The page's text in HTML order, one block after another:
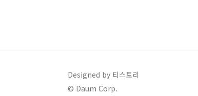
라인 입사지원하면 된다. 공통 응시자격
은 ▲국내외 4년제 대학교 건축관련 졸업
Designed by 티스토리
© Daum Corp.